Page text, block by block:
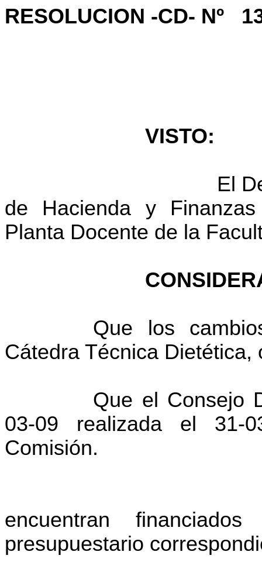
RESOLUCION -CD- Nº
VISTO:
El
de Hacienda y
Planta Docente de la
Que los
Cátedra Técnica
Que el Consejo
03-09 realizada el 31-
Comisión.
encuentran
presupuestario